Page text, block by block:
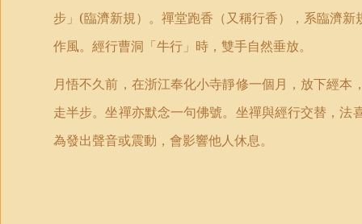
步」 (臨濟新規）。禪堂跑香（又稱行香），系臨濟
作風。經行曹洞「牛行」時，雙手自然垂放。
月悟不久前，在浙江奉化小寺靜修一個月，放下經
走半步。坐禪亦默念一句佛號。坐禪與經行交替，
為發出聲音或震動，會影響他人休息。